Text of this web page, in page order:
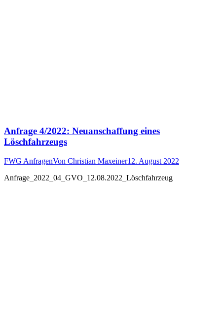
Anfrage 4/2022: Neuanschaffung eines
Löschfahrzeugs
FWG AnfragenVon Christian Maxeiner12. August 2022
Anfrage_2022_04_GVO_12.08.2022_Löschfahrzeug